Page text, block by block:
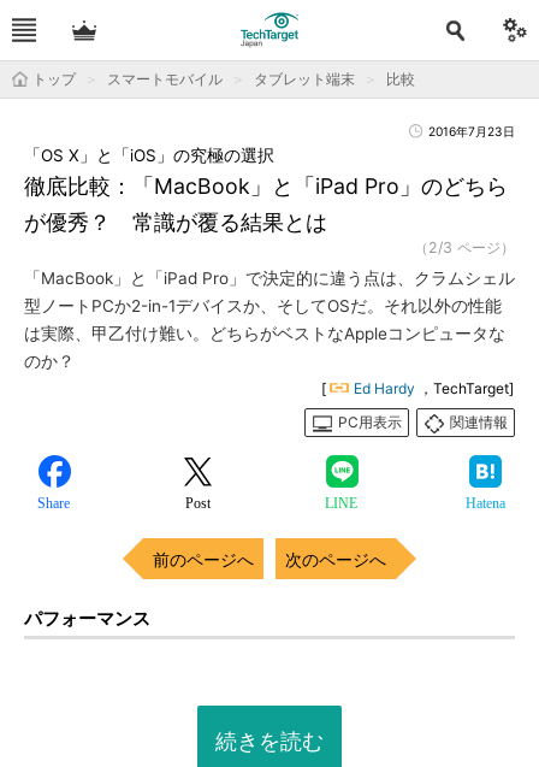
トップ スマートモバイル タブレット端末 比較
2016年7月23日
徹底比較：「MacBook」と「iPad Pro」のどちら
が優秀？ 常識が覆る結果とは
「OS X」と「iOS」の究極の選択
（2/3 ページ）
「MacBook」と「iPad Pro」で決定的に違う点は、クラムシェル
型ノートPCか2-in-1デバイスか、そしてOSだ。それ以外の性能
は実際、甲乙付け難い。どちらがベストなAppleコンピュータな
のか？
[ Ed Hardy ，TechTarget]
PC用表示
関連情報
Share Post LINE Hatena
前のページへ 次のページへ
パフォーマンス
続きを読む